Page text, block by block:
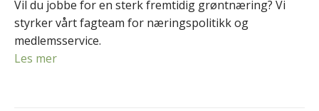
Vil du jobbe for en sterk fremtidig grøntnæring? Vi
styrker vårt fagteam for næringspolitikk og
medlemsservice.
Les mer